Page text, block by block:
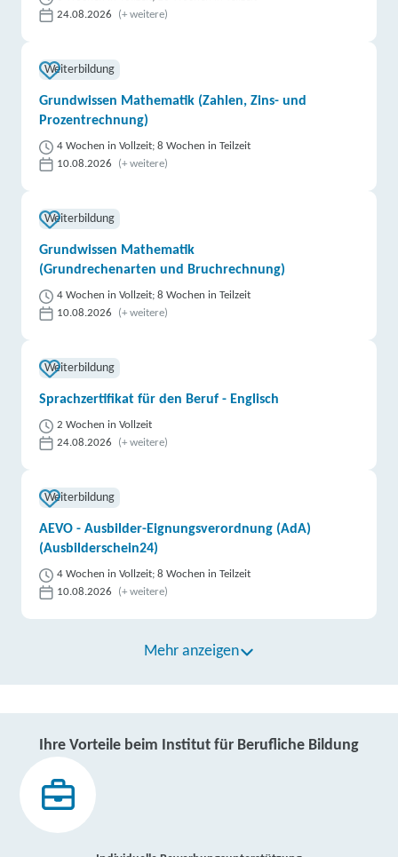
24.08.2026
(+ weitere)
Weiterbildung
Grundwissen Mathematik (Zahlen, Zins- und
Prozentrechnung)
4 Wochen in Vollzeit; 8 Wochen in Teilzeit
10.08.2026
(+ weitere)
Weiterbildung
Grundwissen Mathematik
(Grundrechenarten und Bruchrechnung)
4 Wochen in Vollzeit; 8 Wochen in Teilzeit
10.08.2026
(+ weitere)
Weiterbildung
Sprachzertifikat für den Beruf - Englisch
2 Wochen in Vollzeit
24.08.2026
(+ weitere)
Weiterbildung
AEVO - Ausbilder-Eignungsverordnung (AdA)
(Ausbilderschein24)
4 Wochen in Vollzeit; 8 Wochen in Teilzeit
10.08.2026
(+ weitere)
Mehr anzeigen
Ihre Vorteile beim Institut für Berufliche Bildung